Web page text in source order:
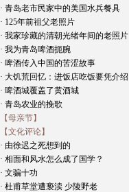
· 青岛老市民家中的美国水兵餐具
· 125年前祖父老照片
· 我家珍藏的清朝光绪年间的老照片
· 我为青岛啤酒扼腕
· 啤酒传入中国的苦涩故事
· 大饥荒回忆：进饭店吃饭要凭介绍
· 啤酒城覆盖了黄酒城
· 青岛农业的挽歌
【母亲节】
【文化评论】
· 由徐迟之死想到的
· 相面和风水怎么成了国学？
· 文骗十功
· 杜甫草堂遭亵渎 少陵野老